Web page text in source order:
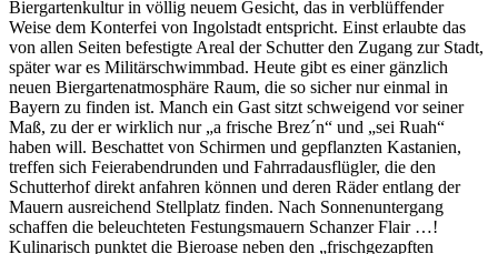
Biergartenkultur in völlig neuem Gesicht, das in verblüffender
Weise dem Konterfei von Ingolstadt entspricht. Einst erlaubte das
von allen Seiten befestigte Areal der Schutter den Zugang zur Stadt,
später war es Militärschwimmbad. Heute gibt es einer gänzlich
neuen Biergartenatmosphäre Raum, die so sicher nur einmal in
Bayern zu finden ist. Manch ein Gast sitzt schweigend vor seiner
Maß, zu der er wirklich nur „a frische Brez´n“ und „sei Ruah“
haben will. Beschattet von Schirmen und gepflanzten Kastanien,
treffen sich Feierabendrunden und Fahrradausflügler, die den
Schutterhof direkt anfahren können und deren Räder entlang der
Mauern ausreichend Stellplatz finden. Nach Sonnenuntergang
schaffen die beleuchteten Festungsmauern Schanzer Flair …!
Kulinarisch punktet die Bieroase neben den „frischgezapften